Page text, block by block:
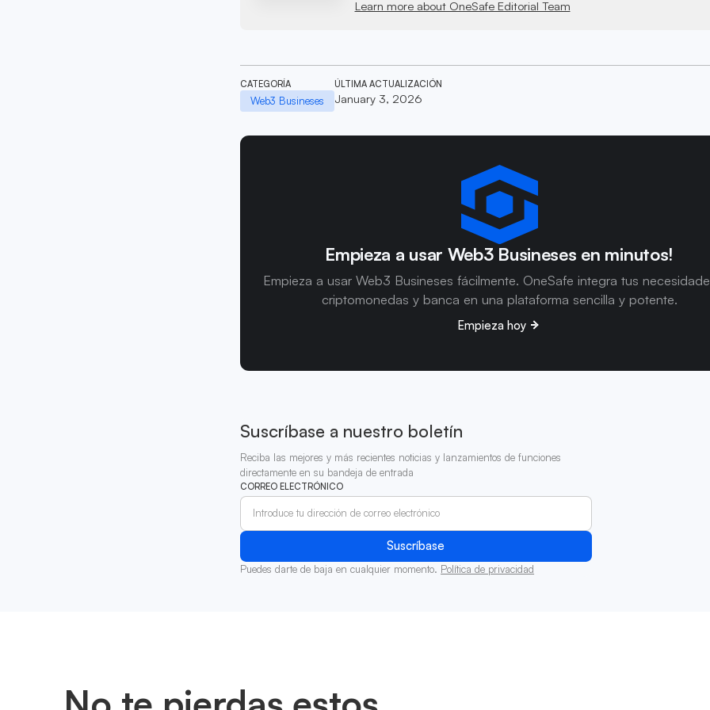
Learn more about OneSafe Editorial Team
CATEGORÍA
Web3 Busineses
ÚLTIMA ACTUALIZACIÓN
January 3, 2026
Empieza a usar Web3 Busineses en minutos!
Empieza a usar Web3 Busineses fácilmente. OneSafe integra tus
criptomonedas y banca en una plataforma sencilla y potente.
Empieza hoy
Suscríbase a nuestro boletín
Reciba las mejores y más recientes noticias y lanzamientos de funciones
directamente en su bandeja de entrada
CORREO ELECTRÓNICO
Puedes darte de baja en cualquier momento. Política de privacidad